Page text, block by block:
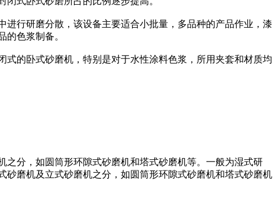
行研磨分散，该设备主要适合小批量，多品种的产品作业，漆
色浆制备。
的卧式砂磨机，特别是对于水性涂料色浆，所用夹套和材质均
分，如圆筒形环隙式砂磨机和塔式砂磨机等。一般为湿式研
磨机及立式砂磨机之分，如圆筒形环隙式砂磨机和塔式砂磨机